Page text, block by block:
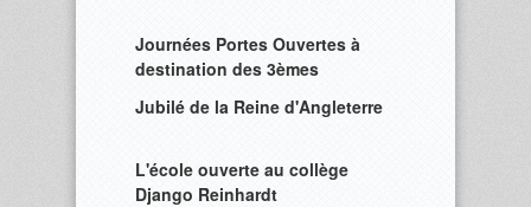
Journées Portes Ouvertes à
destination des 3èmes
Jubilé de la Reine d'Angleterre
L'école ouverte au collège
Django Reinhardt